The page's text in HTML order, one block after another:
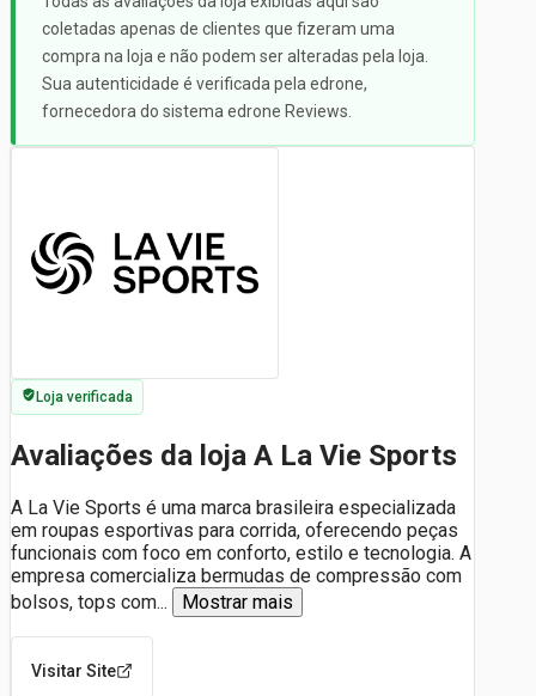
coletadas apenas de clientes que fizeram uma
compra na loja e não podem ser alteradas pela loja.
Sua autenticidade é verificada pela edrone,
fornecedora do sistema edrone Reviews.
Loja verificada
Avaliações da loja A La Vie Sports
A La Vie Sports é uma marca brasileira especializada
em roupas esportivas para corrida, oferecendo peças
funcionais com foco em conforto, estilo e tecnologia. A
empresa comercializa bermudas de compressão com
bolsos, tops com... Mostrar mais
Visitar Site